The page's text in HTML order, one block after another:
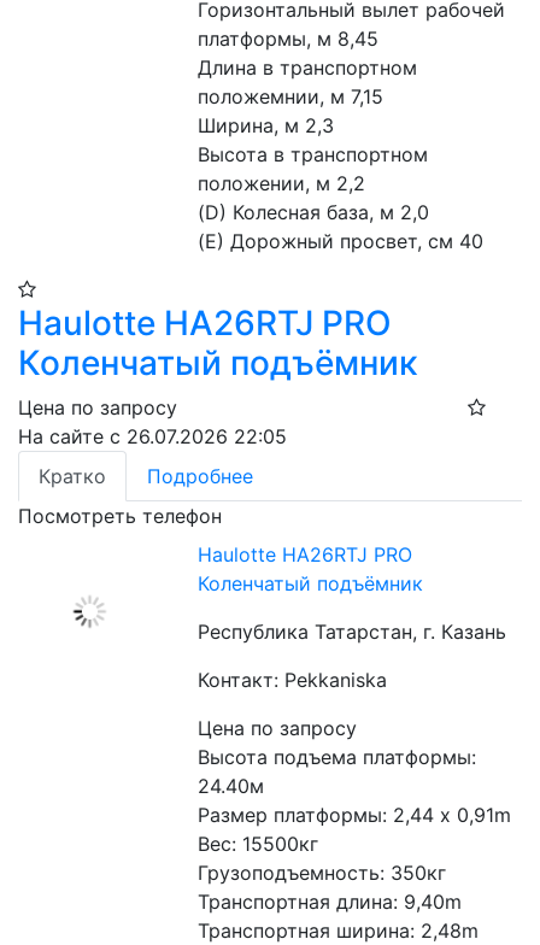
Горизонтальный вылет рабочей
платформы, м 8,45
Длина в транспортном
положемнии, м 7,15
Ширина, м 2,3
Высота в транспортном
положении, м 2,2
(D) Колесная база, м 2,0
(E) Дорожный просвет, см 40
Haulotte HA26RTJ PRO
Коленчатый подъёмник
Цена по запросу
На сайте с 26.07.2026 22:05
Кратко
Подробнее
Посмотреть телефон
Haulotte HA26RTJ PRO
Коленчатый подъёмник
Республика Татарстан, г. Казань
Контакт: Pekkaniska
Цена по запросу
Высота подъема платформы:
24.40м
Размер платформы: 2,44 x 0,91m
Вес: 15500кг
Грузоподъемность: 350кг
Транспортная длина: 9,40m
Транспортная ширина: 2,48m